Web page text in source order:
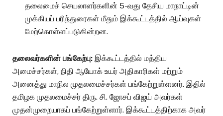
தலைமைச் செயலாளர்களின் 5-வது தேசிய மாநாட்டின்
முக்கியப் பரிந்துரைகள் மீதும் இக்கூட்டத்தில் ஆய்வுகள்
மேற்கொள்ளப்படுகின்றன.
தலைவர்களின் பங்கேற்பு: இக்கூட்டத்தில் மத்திய
அமைச்சர்கள், நிதி ஆயோக் உயர் அதிகாரிகள் மற்றும்
அனைத்து மாநில முதலமைச்சர்கள் பங்கேற்றுள்ளனர். இதில்
தமிழக முதலமைச்சர் திரு. சி. ஜோசப் விஜய் அவர்கள்
முதன்முறையாகப் பங்கேற்றுள்ளார். இக்கூட்டத்திற்காக அவர்